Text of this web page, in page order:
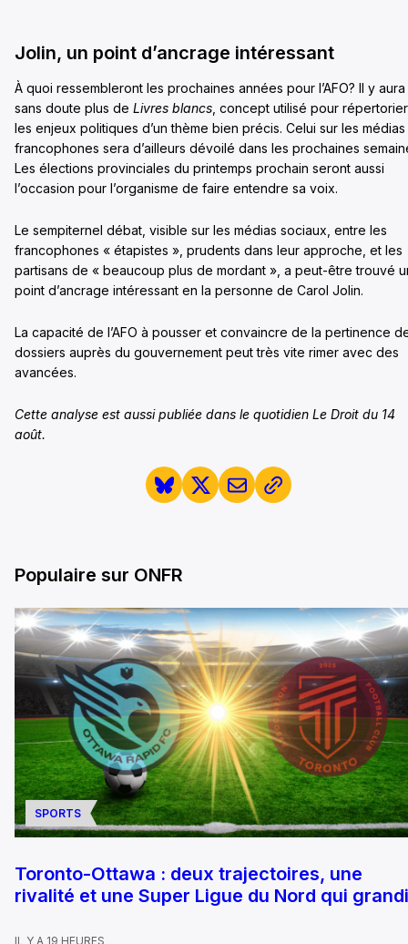
Jolin, un point d’ancrage intéressant
À quoi ressembleront les prochaines années pour l’AFO? Il y aura
sans doute plus de Livres blancs , concept utilisé pour répertorier
les enjeux politiques d’un thème bien précis. Celui sur les médias
francophones sera d’ailleurs dévoilé dans les prochaines
Les élections provinciales du printemps prochain seront aussi
l’occasion pour l’organisme de faire entendre sa voix.
Le sempiternel débat, visible sur les médias sociaux, entre les
francophones « étapistes », prudents dans leur approche, et les
partisans de « beaucoup plus de mordant », a peut-être trouvé
point d’ancrage intéressant en la personne de Carol Jolin.
La capacité de l’AFO à pousser et convaincre de la pertinence
dossiers auprès du gouvernement peut très vite rimer avec des
avancées.
Cette analyse est aussi publiée dans le quotidien Le Droit du 14
août.
Populaire sur ONFR
SPORTS
Toronto-Ottawa : deux trajectoires, une
rivalité et une Super Ligue du Nord qui
IL Y A 19 HEURES